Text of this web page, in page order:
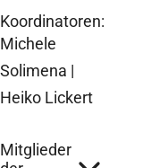
Koordinatoren:
Michele
Solimena |
Heiko Lickert
Mitglieder